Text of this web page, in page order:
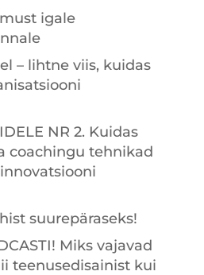
igale
– lihtne viis, kuidas
NR 2. Kuidas
coachingu tehnikad
suurepäraseks!
Miks vajavad
teenusedisainist kui